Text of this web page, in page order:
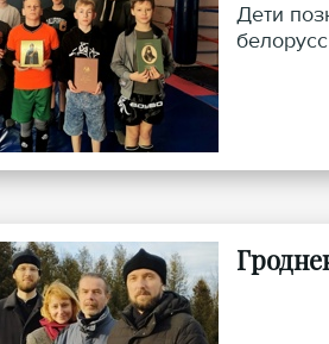
Дети